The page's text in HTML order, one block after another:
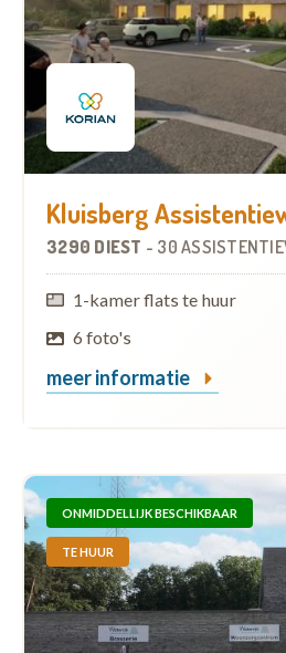
Kluisberg
3290 DIEST - 30
1-kamer flats te huur
6 foto's
meer informatie
ONMIDDELLIJK BESCHIKBAAR
TE HUUR